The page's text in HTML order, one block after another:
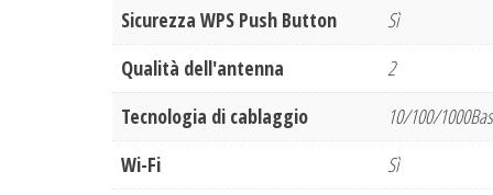
Sicurezza WPS Push Button
Sì
Qualità dell'antenna
2
Tecnologia di cablaggio
10/100/
Wi-Fi
Sì